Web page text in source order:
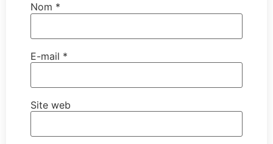
Nom *
E-mail *
Site web